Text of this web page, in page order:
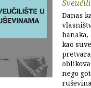
Danas
kao
nego